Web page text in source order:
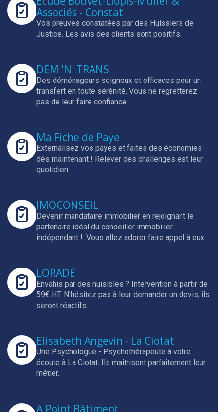
Associés - Constat
Vos preuves constatées par des Huissiers de
Justice. Les avis des clients sont positifs.
DEM 'N' TRANS
Des déménageurs soigneux et efficaces pour un
transfert en toute sérénité. Vous ne regretterez
pas de leur faire confiance.
Ma Fiche de Paye
Externalisez vos payes et faites des économies
dès maintenant ! Relever des challenges est leur
quotidien.
IMOCONSEIL
Devenir mandataire immobilier en rejoignant le
partenaire idéal du conseiller immobilier
indépendant !. Vous allez adorer faire appel à eux.
LORADÉ
Envahis par des nuisibles ? Intervention à partir de
59€ HT. N'hésitez pas à leur demander un devis, ils
seront réactifs.
Elisabeth Angevin - La Ciotat
Une Psychologue - Psychothérapeute à votre
écoute à La Ciotat. Ils maîtrisent parfaitement leur
métier.
A Point Bâtiment